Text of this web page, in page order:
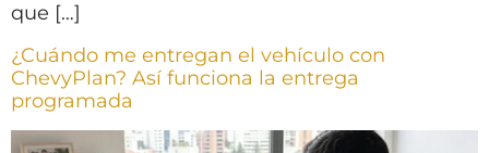
que […]
¿Cuándo me entregan el vehículo con
ChevyPlan? Así funciona la entrega
programada